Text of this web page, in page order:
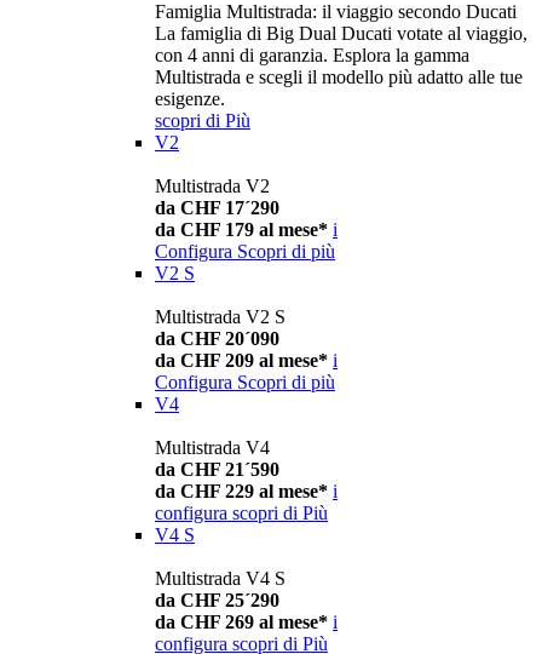
Famiglia Multistrada: il viaggio secondo Ducati
La famiglia di Big Dual Ducati votate al viaggio,
con 4 anni di garanzia. Esplora la gamma
Multistrada e scegli il modello più adatto alle tue
esigenze.
scopri di Più
V2
Multistrada V2
da CHF 17´290
da CHF 179 al mese* i
Configura Scopri di più
V2 S
Multistrada V2 S
da CHF 20´090
da CHF 209 al mese* i
Configura Scopri di più
V4
Multistrada V4
da CHF 21´590
da CHF 229 al mese* i
configura scopri di Più
V4 S
Multistrada V4 S
da CHF 25´290
da CHF 269 al mese* i
configura scopri di Più